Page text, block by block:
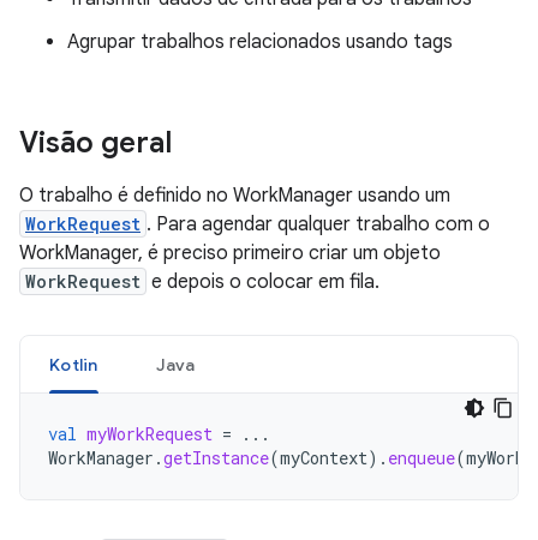
Agrupar trabalhos relacionados usando tags
Visão geral
O trabalho é definido no WorkManager usando um
WorkRequest . Para agendar qualquer trabalho com o
WorkManager, é preciso primeiro criar um objeto
WorkRequest e depois o colocar em fila.
Kotlin Java
val myWorkRequest =
...
WorkManager .getInstance(myContext). enqueue(